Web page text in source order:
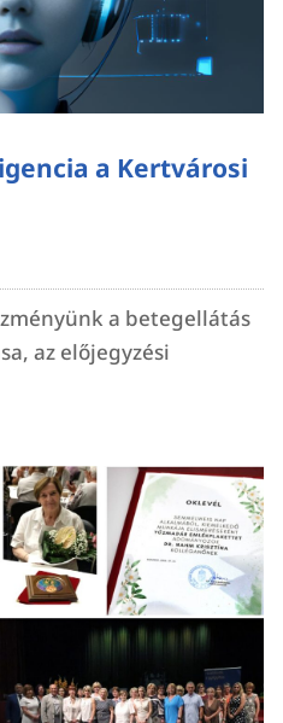
a Kertvárosi
a betegellátás
az előjegyzési